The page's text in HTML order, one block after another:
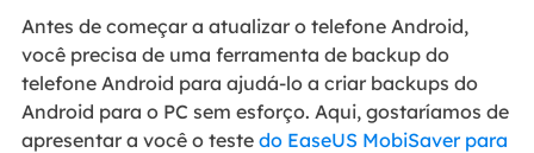
Antes de começar a atualizar o telefone Android,
você precisa de uma ferramenta de backup do
telefone Android para ajudá-lo a criar backups do
Android para o PC sem esforço. Aqui, gostaríamos de
apresentar a você o teste do EaseUS MobiSaver para